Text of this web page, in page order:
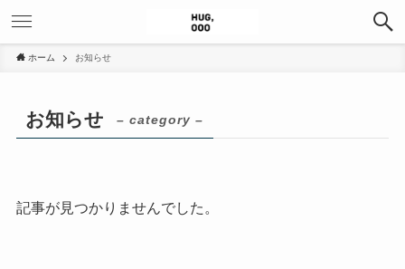
ホーム お知らせ
お知らせ – category –
記事が見つかりませんでした。